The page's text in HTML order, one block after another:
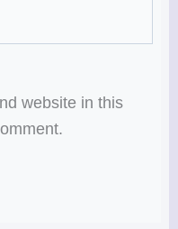
website in this